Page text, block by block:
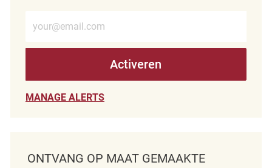
Activeren
MANAGE ALERTS
ONTVANG OP MAAT GEMAAKTE